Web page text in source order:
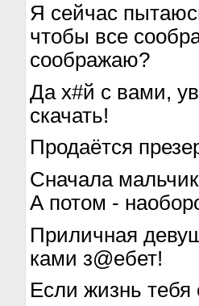
Я сейчас
чтобы все
соображаю?
Да х#й с вами,
скачать!
Продаётся
Сначала
А потом -
Приличная
ками з@ебет!
Если жизнь тебя